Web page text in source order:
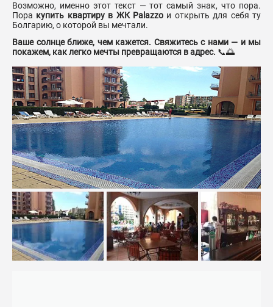
Возможно, именно этот текст — тот самый знак, что пора.
Пора купить квартиру в ЖК Palazzo и открыть для себя ту
Болгарию, о которой вы мечтали.
Ваше солнце ближе, чем кажется. Свяжитесь с нами — и мы
покажем, как легко мечты превращаются в адрес. 📞🌅